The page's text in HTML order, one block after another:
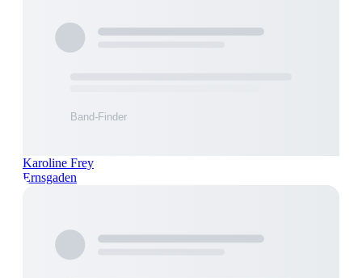
Karoline Frey
Ernsgaden